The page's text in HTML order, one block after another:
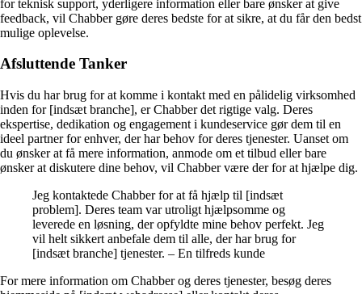
for teknisk support, yderligere information eller bare ønsker at give
feedback, vil Chabber gøre deres bedste for at sikre, at du får den bedst
mulige oplevelse.
Afsluttende Tanker
Hvis du har brug for at komme i kontakt med en pålidelig virksomhed
inden for [indsæt branche], er Chabber det rigtige valg. Deres
ekspertise, dedikation og engagement i kundeservice gør dem til en
ideel partner for enhver, der har behov for deres tjenester. Uanset om
du ønsker at få mere information, anmode om et tilbud eller bare
ønsker at diskutere dine behov, vil Chabber være der for at hjælpe dig.
Jeg kontaktede Chabber for at få hjælp til [indsæt
problem]. Deres team var utroligt hjælpsomme og
leverede en løsning, der opfyldte mine behov perfekt. Jeg
vil helt sikkert anbefale dem til alle, der har brug for
[indsæt branche] tjenester. – En tilfreds kunde
For mere information om Chabber og deres tjenester, besøg deres